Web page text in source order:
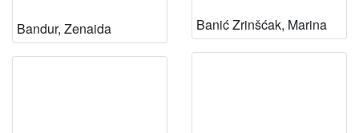
Bandur, Zenaida Banić Zrinšćak, Marina